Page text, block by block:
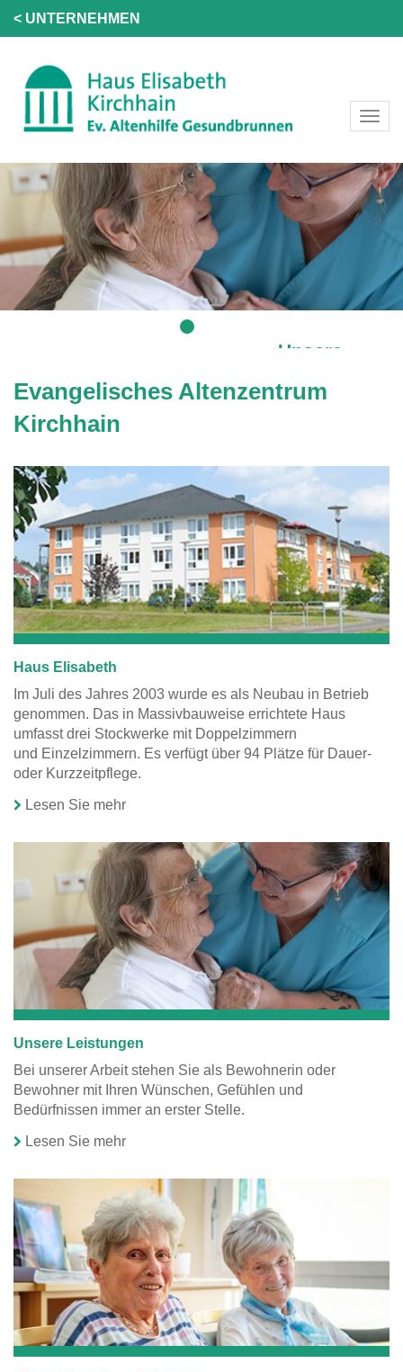
< UNTERNEHMEN
Unsere
Angebote und
Leistungen.
Evangelisches Altenzentrum
Kirchhain
Haus Elisabeth
Im Juli des Jahres 2003 wurde es als Neubau in Betrieb
genommen. Das in Massivbauweise errichtete Haus
umfasst drei Stockwerke mit Doppelzimmern
und Einzelzimmern. Es verfügt über 94 Plätze für Dauer-
oder Kurzzeitpflege.
Lesen Sie mehr
Unsere Leistungen
Bei unserer Arbeit stehen Sie als Bewohnerin oder
Bewohner mit Ihren Wünschen, Gefühlen und
Bedürfnissen immer an erster Stelle.
Lesen Sie mehr